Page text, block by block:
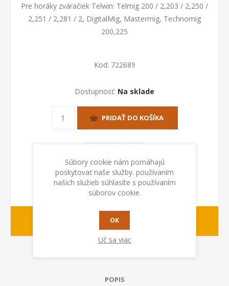
Pre horáky zváračiek Telwin: Telmig 200 / 2,203 / 2,250 /
2,251 / 2,281 / 2, DigitalMig, Mastermig, Technomig
200,225
Kod: 722689
Dostupnosť: Na sklade
PRIDAŤ DO KOŠÍKA
Dodacia lehota:
POPIS
Súbory cookie nám pomáhajú
poskytovať naše služby. používaním
našich služieb súhlasíte s používaním
súborov cookie.
OK
Uč sa viac